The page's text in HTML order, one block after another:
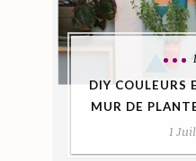
DIY COULEURS
MUR DE
1